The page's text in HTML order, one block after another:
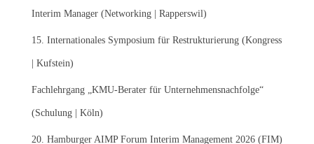
Interim Manager (Networking | Rapperswil)
15. Internationales Symposium für Restrukturierung (Kongress
| Kufstein)
Fachlehrgang „KMU-Berater für Unternehmensnachfolge“
(Schulung | Köln)
20. Hamburger AIMP Forum Interim Management 2026 (FIM)